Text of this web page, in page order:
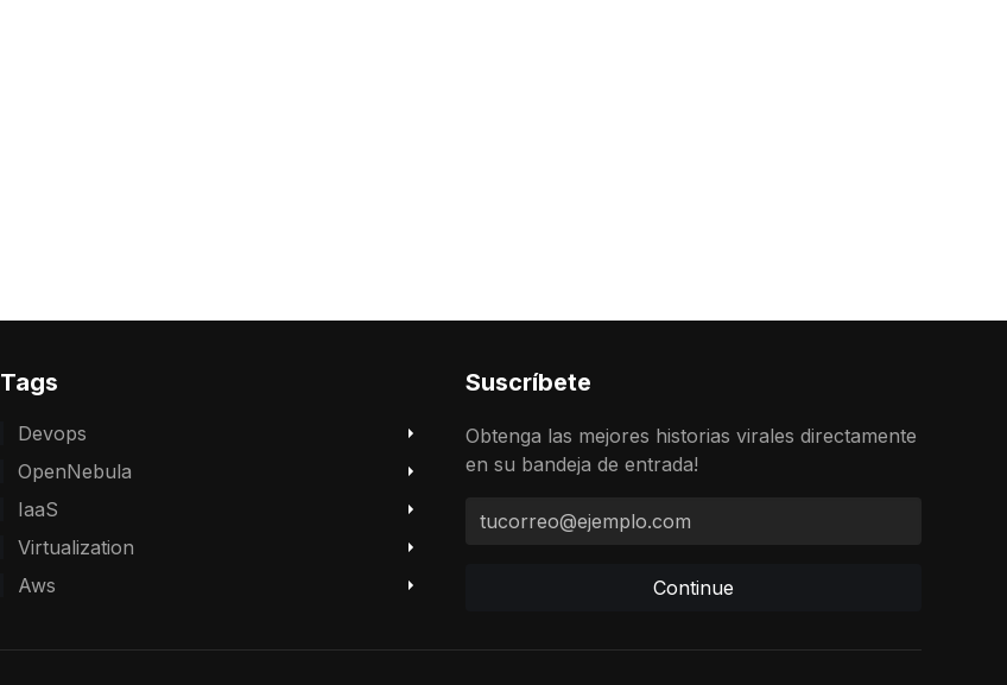
Tags
Devops
OpenNebula
IaaS
Virtualization
Aws
Suscríbete
Obtenga las mejores historias virales directamente
en su bandeja de entrada!
Continue